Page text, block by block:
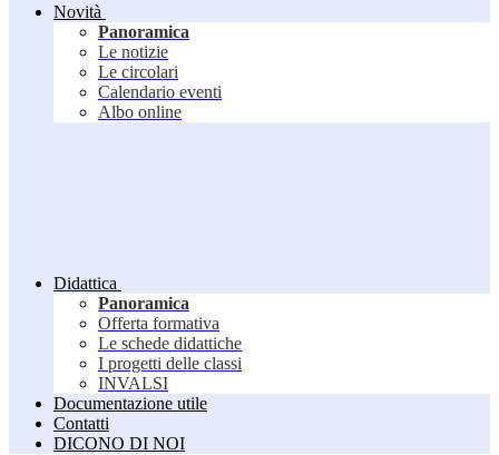
Novità
Panoramica
Le notizie
Le circolari
Calendario eventi
Albo online
Didattica
Panoramica
Offerta formativa
Le schede didattiche
I progetti delle classi
INVALSI
Documentazione utile
Contatti
DICONO DI NOI